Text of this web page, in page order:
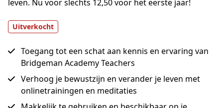
leven. Nu voor slechts 12,50 voor het eerste jaar!
Uitverkocht
Toegang tot een schat aan kennis en ervaring van
Bridgeman Academy Teachers
Verhoog je bewustzijn en verander je leven met
onlinetrainingen en meditaties